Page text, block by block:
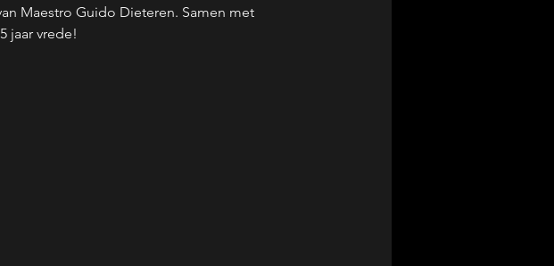
Maestro Guido Dieteren. Samen met
jaar vrede!